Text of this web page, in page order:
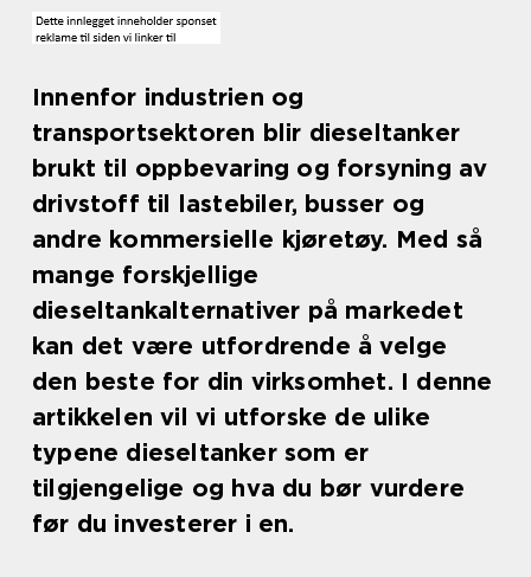
Innenfor industrien og
transportsektoren blir dieseltanker
brukt til oppbevaring og forsyning av
drivstoff til lastebiler, busser og
andre kommersielle kjøretøy. Med så
mange forskjellige
dieseltankalternativer på markedet
kan det være utfordrende å velge
den beste for din virksomhet. I denne
artikkelen vil vi utforske de ulike
typene dieseltanker som er
tilgjengelige og hva du bør vurdere
før du investerer i en.